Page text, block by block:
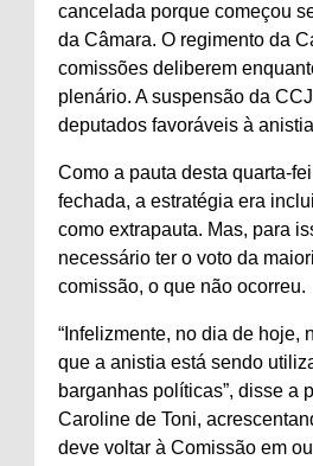
cancelada porque começou
da Câmara. O regimento da
comissões deliberem
plenário. A suspensão da
deputados favoráveis à
Como a pauta desta quarta-
fechada, a estratégia era
como extrapauta. Mas, para
necessário ter o voto da
comissão, o que não ocorreu.
“Infelizmente, no dia de hoje,
que a anistia está sendo
barganhas políticas”, disse a
Caroline de Toni,
deve voltar à Comissão em